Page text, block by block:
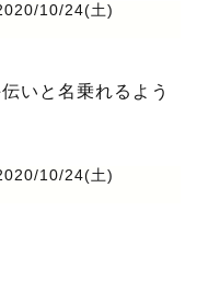
10/24(土)
いと名乗れるよう
10/24(土)